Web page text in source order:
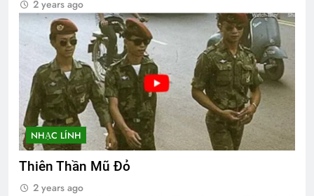
2 years ago
NHẠC LÍNH
Thiên Thần Mũ Đỏ
2 years ago